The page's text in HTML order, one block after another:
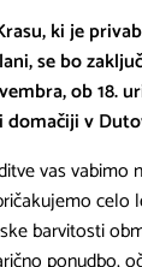
ki je
se bo
ob 18.
domačiji v
vas vabimo
celo
barvitosti